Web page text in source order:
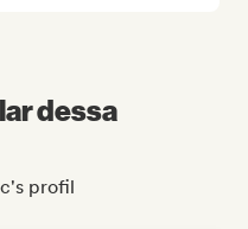
dessa
profil